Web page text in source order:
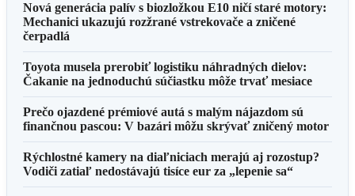
Nová generácia palív s biozložkou E10 ničí staré motory:
Mechanici ukazujú rozžrané vstrekovače a zničené
čerpadlá
Toyota musela prerobiť logistiku náhradných dielov:
Čakanie na jednoduchú súčiastku môže trvať mesiace
Prečo ojazdené prémiové autá s malým nájazdom sú
finančnou pascou: V bazári môžu skrývať zničený motor
Rýchlostné kamery na diaľniciach merajú aj rozostup?
Vodiči zatiaľ nedostávajú tisíce eur za „lepenie sa“